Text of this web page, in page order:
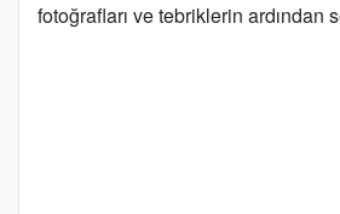
fotoğrafları ve tebriklerin ardından